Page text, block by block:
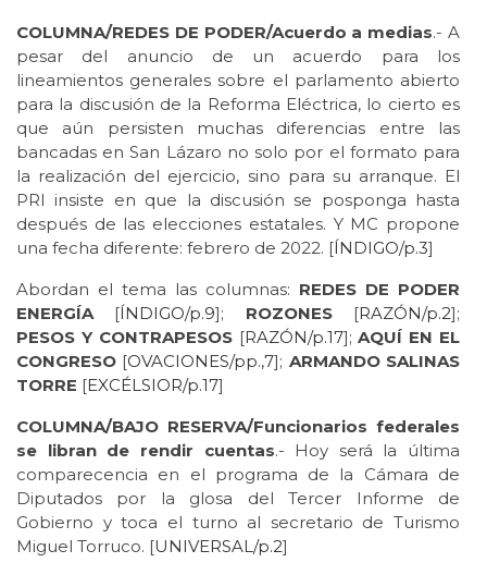
COLUMNA/REDES DE PODER/Acuerdo a medias.- A
pesar del anuncio de un acuerdo para los
lineamientos generales sobre el parlamento abierto
para la discusión de la Reforma Eléctrica, lo cierto es
que aún persisten muchas diferencias entre las
bancadas en San Lázaro no solo por el formato para
la realización del ejercicio, sino para su arranque. El
PRI insiste en que la discusión se posponga hasta
después de las elecciones estatales. Y MC propone
una fecha diferente: febrero de 2022. [ÍNDIGO/p.3]
Abordan el tema las columnas: REDES DE PODER
ENERGÍA [ÍNDIGO/p.9]; ROZONES[RAZÓN/p.2];
PESOS Y CONTRAPESOS[RAZÓN/p.17];AQUÍ EN EL
CONGRESO [OVACIONES/pp.,7]; ARMANDO SALINAS
TORRE [EXCÉLSIOR/p.17]
COLUMNA/BAJO RESERVA/Funcionarios federales
se libran de rendir cuentas.- Hoy será la última
comparecencia en el programa de la Cámara de
Diputados por la glosa del Tercer Informe de
Gobierno y toca el turno al secretario de Turismo
Miguel Torruco. [UNIVERSAL/p.2]